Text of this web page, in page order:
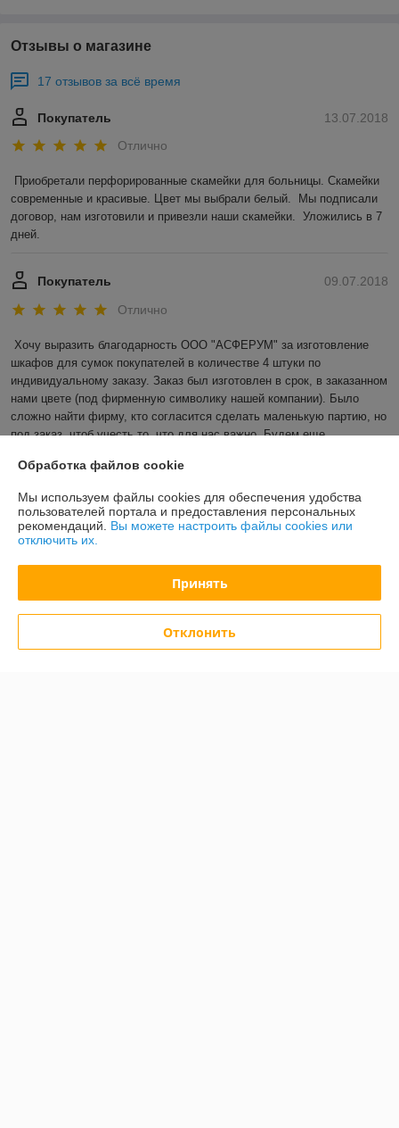
Отзывы о магазине
17 отзывов за всё время
13.07.2018
Покупатель
Отлично
Приобретали перфорированные скамейки для больницы. Скамейки
современные и красивые. Цвет мы выбрали белый.  Мы подписали
договор, нам изготовили и привезли наши скамейки.  Уложились в 7
дней.
09.07.2018
Покупатель
Отлично
Хочу выразить благодарность ООО "АСФЕРУМ" за изготовление
шкафов для сумок покупателей в количестве 4 штуки по
индивидуальному заказу. Заказ был изготовлен в срок, в заказанном
нами цвете (под фирменную символику нашей компании). Было
сложно найти фирму, кто согласится сделать маленькую партию, но
под заказ, чтоб учесть то, что для нас важно. Будем еще
О нас
Обработка файлов cookie
Мы используем файлы cookies для обеспечения удобства
пользователей портала и предоставления персональных
рекомендаций. Вы можете настроить файлы cookies или
отключить их.
Принять
Отклонить